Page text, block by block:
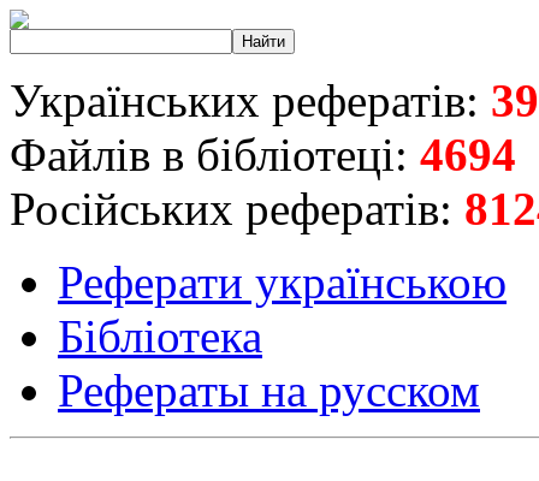
Українських рефератів:
Файлів в бібліотеці: 4694
Російських рефератів:
Реферати українською
Бібліотека
Рефераты на русском